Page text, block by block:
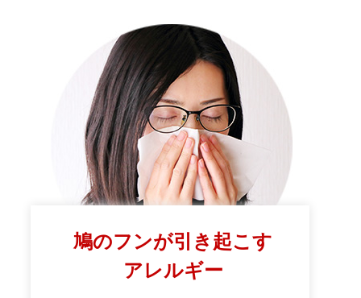
鳩のフンが引き起こす
アレルギー